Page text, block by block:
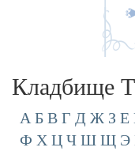
Кладбище
АБВГ Д Ж З Е
Ф ХЦЧШЩ Э